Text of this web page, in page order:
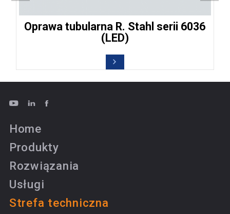
Oprawa tubularna R. Stahl serii 6036
(LED)
Home
Produkty
Rozwiązania
Usługi
Strefa techniczna